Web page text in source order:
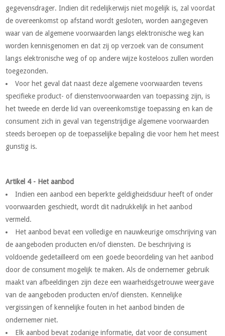
gegevensdrager. Indien dit redelijkerwijs niet mogelijk is, zal voordat
de overeenkomst op afstand wordt gesloten, worden aangegeven
waar van de algemene voorwaarden langs elektronische weg kan
worden kennisgenomen en dat zij op verzoek van de consument
langs elektronische weg of op andere wijze kosteloos zullen worden
toegezonden.
Voor het geval dat naast deze algemene voorwaarden tevens
specifieke product- of dienstenvoorwaarden van toepassing zijn, is
het tweede en derde lid van overeenkomstige toepassing en kan de
consument zich in geval van tegenstrijdige algemene voorwaarden
steeds beroepen op de toepasselijke bepaling die voor hem het meest
gunstig is.
Artikel 4 - Het aanbod
Indien een aanbod een beperkte geldigheidsduur heeft of onder
voorwaarden geschiedt, wordt dit nadrukkelijk in het aanbod
vermeld.
Het aanbod bevat een volledige en nauwkeurige omschrijving van
de aangeboden producten en/of diensten. De beschrijving is
voldoende gedetailleerd om een goede beoordeling van het aanbod
door de consument mogelijk te maken. Als de ondernemer gebruik
maakt van afbeeldingen zijn deze een waarheidsgetrouwe weergave
van de aangeboden producten en/of diensten. Kennelijke
vergissingen of kennelijke fouten in het aanbod binden de
ondernemer niet.
Elk aanbod bevat zodanige informatie, dat voor de consument